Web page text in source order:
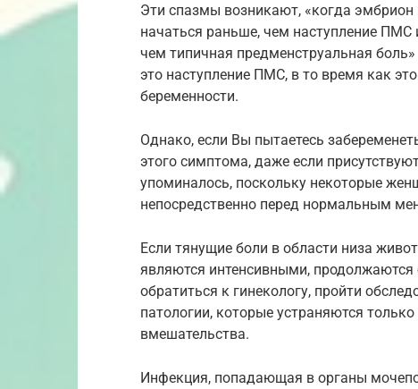
Эти спазмы возникают, «когда эмбрион
начаться раньше, чем наступление
чем типичная предменструальная
это наступление ПМС, в то время как
беременности.
Однако, если Вы пытаетесь
этого симптома, даже если
упоминалось, поскольку некоторые
непосредственно перед нормальным
Если тянущие боли в области низа
являются интенсивными,
обратиться к гинекологу, пройти
патологии, которые устраняются
вмешательства.
Инфекция, попадающая в органы